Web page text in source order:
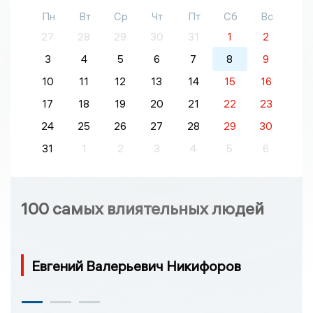
Пн Вт Ср Чт Пт Сб
Вс
27
28 29 30 31 1
2
3
4 5 6 7 8
9
10
11 12 13 14 15
16
17
18 19 20 21 22
23
24
25 26 27 28 29
30
31
1 2 3 4 5 6
100 самых влиятельных людей
Евгений Валерьевич Никифоров